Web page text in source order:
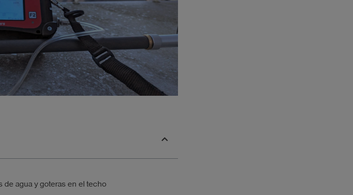
de agua y goteras en el techo